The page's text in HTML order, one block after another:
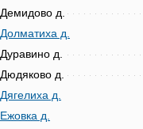
Демидово д.
Долматиха д.
Дуравино д.
Дюдяково д.
Дягелиха д.
Ежовка д.